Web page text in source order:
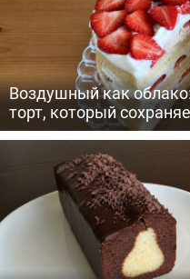
Воздушный как
торт, который